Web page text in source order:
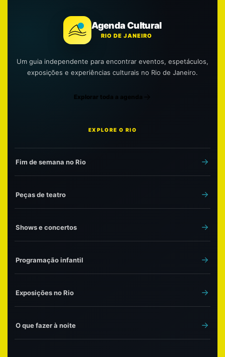
Agenda Cultural
RIO DE JANEIRO
Um guia independente para encontrar eventos, espetáculos,
exposições e experiências culturais no Rio de Janeiro.
Explorar toda a agenda
EXPLORE O RIO
Fim de semana no Rio
Peças de teatro
Shows e concertos
Programação infantil
Exposições no Rio
O que fazer à noite